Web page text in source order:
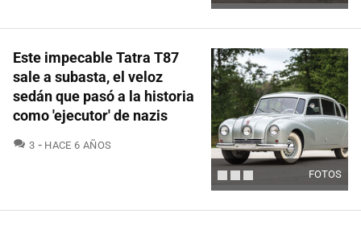
FOTOS
Este impecable Tatra T87
sale a subasta, el veloz
sedán que pasó a la historia
como 'ejecutor' de nazis
3 COMENTARIOS
HACE 6 AÑOS